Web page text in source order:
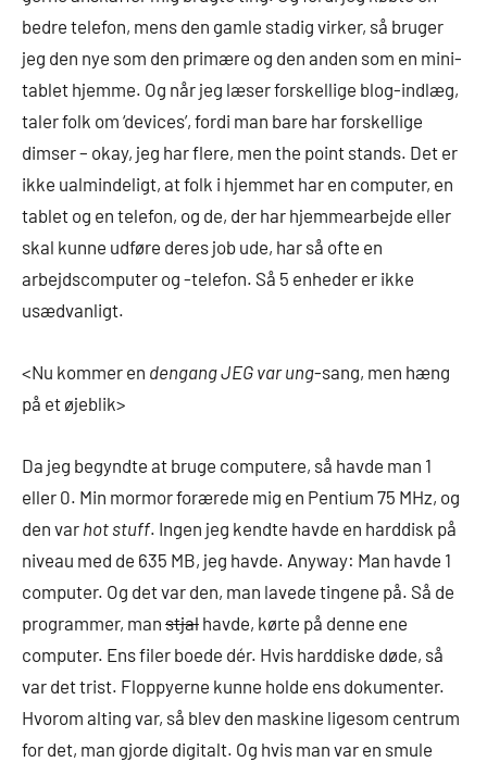
bedre telefon, mens den gamle stadig virker, så bruger
jeg den nye som den primære og den anden som en mini-
tablet hjemme. Og når jeg læser forskellige blog-indlæg,
taler folk om ‘devices’, fordi man bare har forskellige
dimser – okay, jeg har flere, men the point stands. Det er
ikke ualmindeligt, at folk i hjemmet har en computer, en
tablet og en telefon, og de, der har hjemmearbejde eller
skal kunne udføre deres job ude, har så ofte en
arbejdscomputer og -telefon. Så 5 enheder er ikke
usædvanligt.
<Nu kommer en dengang JEG var ung-sang, men hæng
på et øjeblik>
Da jeg begyndte at bruge computere, så havde man 1
eller 0. Min mormor forærede mig en Pentium 75 MHz, og
den var hot stuff. Ingen jeg kendte havde en harddisk på
niveau med de 635 MB, jeg havde. Anyway: Man havde 1
computer. Og det var den, man lavede tingene på. Så de
programmer, man stjal havde, kørte på denne ene
computer. Ens filer boede dér. Hvis harddiske døde, så
var det trist. Floppyerne kunne holde ens dokumenter.
Hvorom alting var, så blev den maskine ligesom centrum
for det, man gjorde digitalt. Og hvis man var en smule